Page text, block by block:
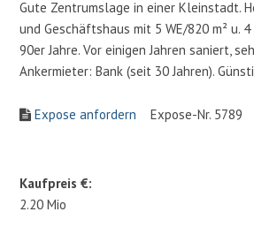
Gute Zentrumslage in einer Kleinstadt.
und Geschäftshaus mit 5 WE/820 m² u. 4
90er Jahre. Vor einigen Jahren saniert,
Ankermieter: Bank (seit 30 Jahren).
Expose anfordern Expose-Nr. 5789
Kaufpreis €:
2.20 Mio